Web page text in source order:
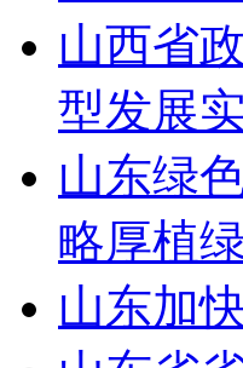
山西省
型发展
山东绿
略厚植
山东加